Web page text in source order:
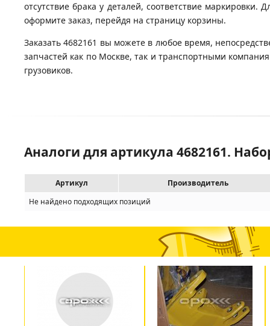
отсутствие брака у деталей, соответствие
оформите заказ, перейдя на страницу корзины.
Заказать 4682161 вы можете в любое время,
запчастей как по Москве, так и транспортными
грузовиков.
Аналоги для артикула 4682161.
Артикул
Производитель
Не найдено подходящих позиций